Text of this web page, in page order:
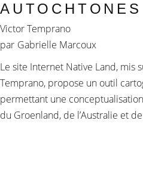
AUTOCHTONES
Victor Temprano
par Gabrielle Marcoux
Le site Internet Native Land, mis
Temprano, propose un outil
permettant une
du Groenland, de l’Australie et